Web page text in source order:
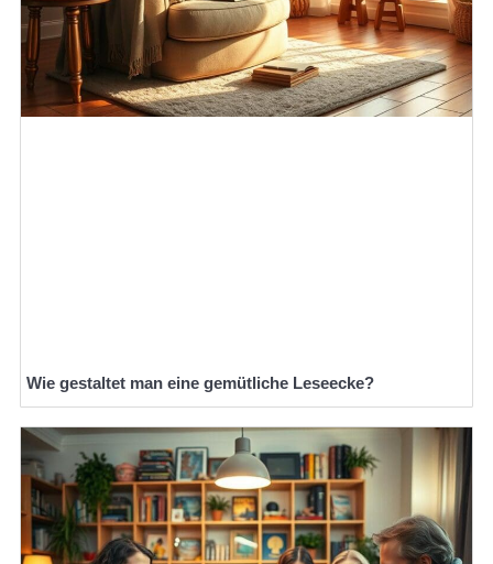
Wie gestaltet man eine gemütliche Leseecke?